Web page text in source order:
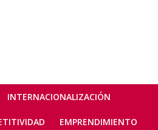
INTERNACIONALIZACIÓN
EMPRENDIMIENTO